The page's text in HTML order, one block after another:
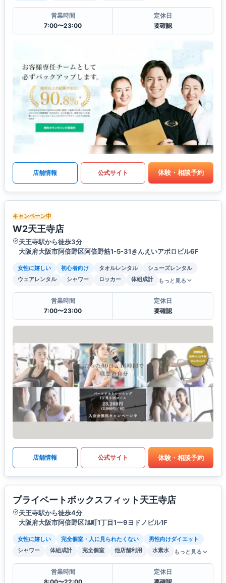
営業時間
7:00〜23:00
定休日
要確認
店舗情報 公式サイト 体験・相談予約
キャンペーン中
W2天王寺店
天王寺駅から徒歩3分
大阪府大阪市阿倍野区阿倍野筋1-5-31きんえいアポロビル6F
女性に嬉しい 初心者向け タオルレンタル
シューズレンタル
ウェアレンタル
シャワー ロッカー 体組成計 もっと見る
営業時間
7:00〜23:00
定休日
要確認
店舗情報 公式サイト 体験・相談予約
プライベートボックスフィット天王寺店
天王寺駅から徒歩4分
大阪府大阪市阿倍野区旭町1丁目1ー9ヨドノビル1F
女性に嬉しい 完全個室・人に見られたくない
男性向けダイエット
シャワー
体組成計 完全個室 他店舗利用 水素水 もっと見る
営業時間
定休日